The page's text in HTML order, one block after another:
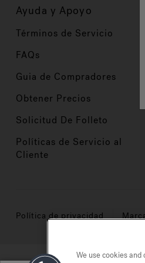
Ayuda y Apoyo
Términos de Servicio
FAQs
Guia de Compradores
Obtener Precios
Solicitud De Folleto
Políticas de Servicio al
Cliente
Política de privacidad
We use cookies